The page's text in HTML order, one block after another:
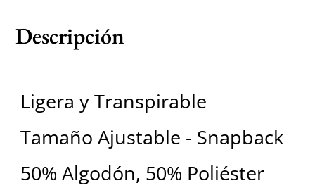
Descripción
Ligera y Transpirable
Tamaño Ajustable - Snapback
50% Algodón, 50% Poliéster